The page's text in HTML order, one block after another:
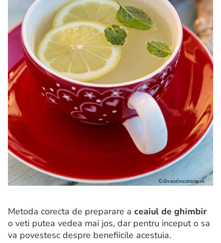
Metoda corecta de preparare a ceaiul de ghimbir
o veti putea vedea mai jos, dar pentru inceput o sa
va povestesc despre benefiicile acestuia.